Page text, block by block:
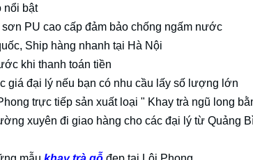
nổi bật
PU cao cấp đảm bảo chống ngấm nước
Ship hàng nhanh tại Hà Nội
khi thanh toán tiền
giá đại lý nếu bạn có nhu cầu lấy số lượng lớn
trực tiếp sản xuất loại " Khay trà ngũ long
xuyên đi giao hàng cho các đại lý từ Quảng